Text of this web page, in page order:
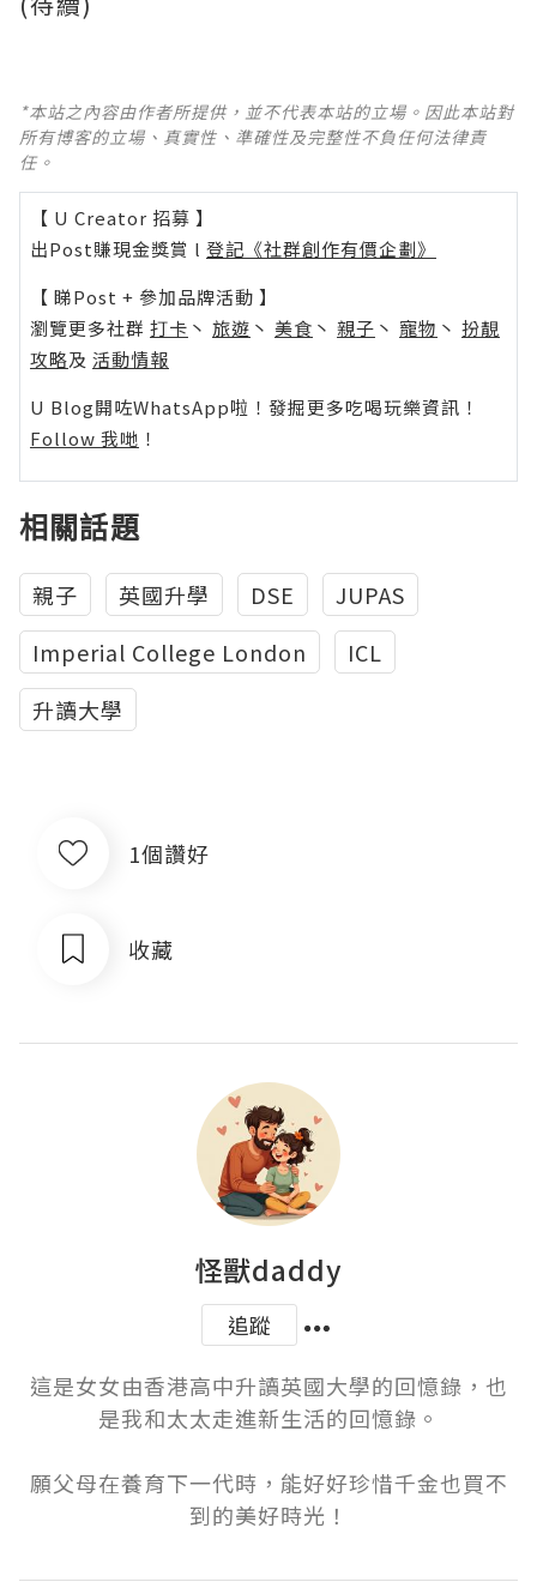
*本站之內容由作者所提供，並不代表本站的立場。因此本站對
所有博客的立場、真實性、準確性及完整性不負任何法律責
任。
【 U Creator 招募 】
出Post賺現金獎賞 l 登記《社群創作有價企劃》
【 睇Post + 參加品牌活動 】
瀏覽更多社群 打卡 丶 旅遊 丶 美食 丶 親子 丶 寵物 丶 扮靚
攻略及 活動情報
U Blog開咗WhatsApp啦！發掘更多吃喝玩樂資訊！
Follow 我哋 ！
相關話題
親子 英國升學 DSE
JUPAS
Imperial College London
ICL
升讀大學
1個讚好
收藏
怪獸daddy
追蹤
這是女女由香港高中升讀英國大學的回憶錄，也
是我和太太走進新生活的回憶錄。
願父母在養育下一代時，能好好珍惜千金也買不
到的美好時光！